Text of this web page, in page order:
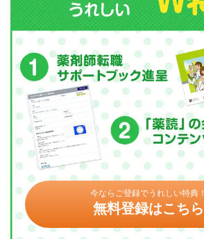
今ならご登録でうれしい特典！
無料登録はこちら